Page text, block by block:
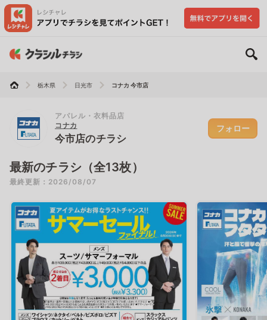
栃木県 日光市 コナカ 今市店
アパレル・衣料品店
コナカ
今市店のチラシ
フォロー
最新のチラシ（全13枚）
最終更新：2026/08/07